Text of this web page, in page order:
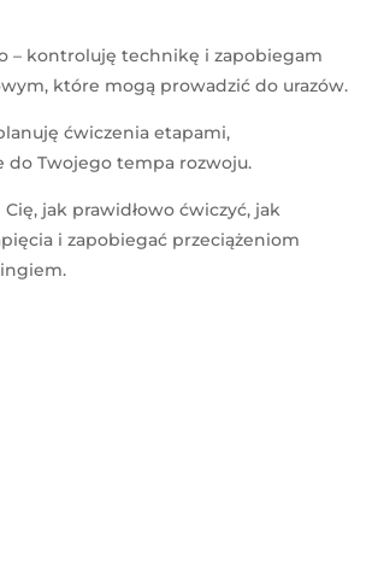
– kontroluję technikę i zapobiegam
które mogą prowadzić do urazów.
ćwiczenia etapami,
do Twojego tempa rozwoju.
Cię, jak prawidłowo ćwiczyć, jak
i zapobiegać przeciążeniom